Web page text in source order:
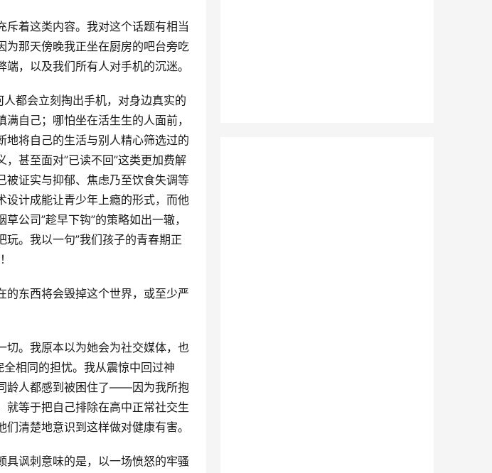
着这类内容。我对这个话题有相当
那天傍晚我正坐在厨房的吧台旁吃
，以及我们所有人对手机的沉迷。
都会立刻掏出手机，对身边真实的
自己；哪怕坐在活生生的人面前，
将自己的生活与别人精心筛选过的
甚至面对”已读不回”这类更加费解
被证实与抑郁、焦虑乃至饮食失调等
设计成能让青少年上瘾的形式，而他
公司”趁早下钩”的策略如出一辙，
。我以一句”我们孩子的青春期正
的东西将会毁掉这个世界，或至少严
切。我原本以为她会为社交媒体，也
相同的担忧。我从震惊中回过神
龄人都感到被困住了——因为我所抱
等于把自己排除在高中正常社交生
清楚地意识到这样做对健康有害。
具讽刺意味的是，以一场愤怒的牢骚